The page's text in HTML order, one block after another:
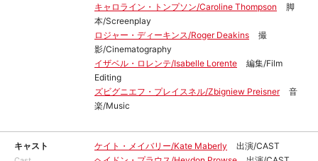
キャロライン・トンプソン/Caroline Thompson
脚
本/Screenplay
ロジャー・ディーキンス/Roger Deakins
撮
影/Cinematography
イザベル・ロレンテ/Isabelle Lorente
編集/Film
Editing
ズビグニエフ・プレイスネル/Zbigniew Preisner
音
楽/Music
キャスト ケイト・メイバリー/Kate Maberly
出演/CAST